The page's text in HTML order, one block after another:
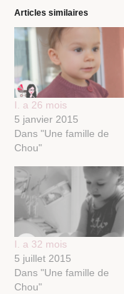
Articles similaires
I. a 26 mois
5 janvier 2015
Dans "Une famille de
Chou"
I. a 32 mois
5 juillet 2015
Dans "Une famille de
Chou"